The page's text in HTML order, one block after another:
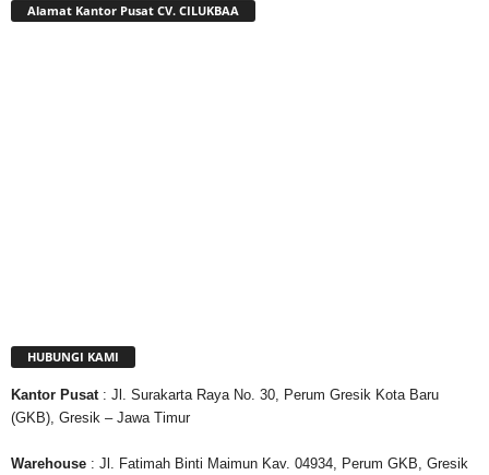
Alamat Kantor Pusat CV. CILUKBAA
HUBUNGI KAMI
Kantor Pusat : Jl. Surakarta Raya No. 30, Perum Gresik Kota Baru
(GKB), Gresik – Jawa Timur
Warehouse : Jl. Fatimah Binti Maimun Kav. 04934, Perum GKB, Gresik